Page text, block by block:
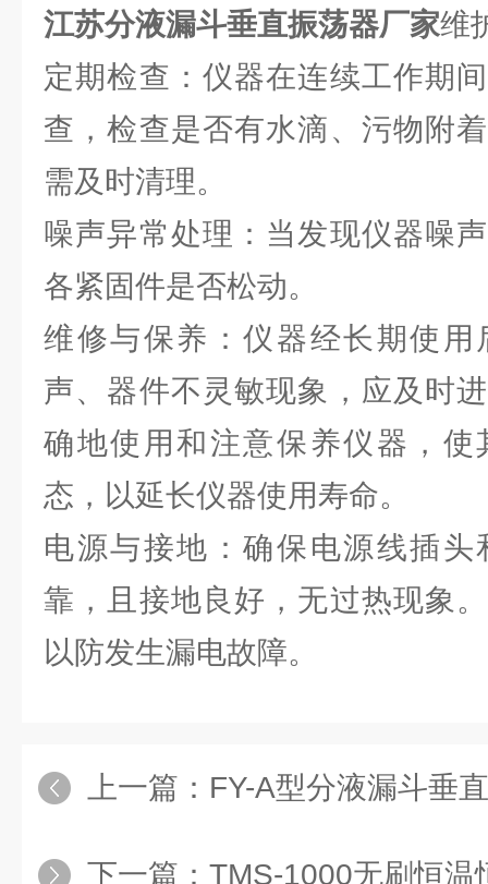
江苏分液漏斗垂直振荡器厂家维
定期检查：仪器在连续工作期
查，检查是否有水滴、污物附
需及时清理。
噪声异常处理：当发现仪器噪
各紧固件是否松动。
维修与保养：仪器经长期使用
声、器件不灵敏现象，应及时
确地使用和注意保养仪器，使
态，以延长仪器使用寿命。
电源与接地：确保电源线插
靠，且接地良好，无过热现象
以防发生漏电故障。
上一篇： FY-A型分液漏斗垂
下一篇： TMS-1000无刷恒温